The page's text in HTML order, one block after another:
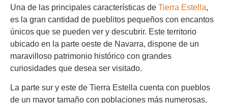
Una de las principales características de Tierra Estella,
es la gran cantidad de pueblitos pequeños con encantos
únicos que se pueden ver y descubrir. Este territorio
ubicado en la parte oeste de Navarra, dispone de un
maravilloso patrimonio histórico con grandes
curiosidades que desea ser visitado.
La parte sur y este de Tierra Estella cuenta con pueblos
de un mayor tamaño con poblaciones más numerosas,